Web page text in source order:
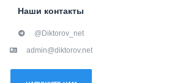
Наши контакты
@Diktorov_net
admin@diktorov.net